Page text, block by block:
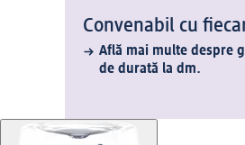
Convenabil cu
Află mai multe despre
de durată la dm.